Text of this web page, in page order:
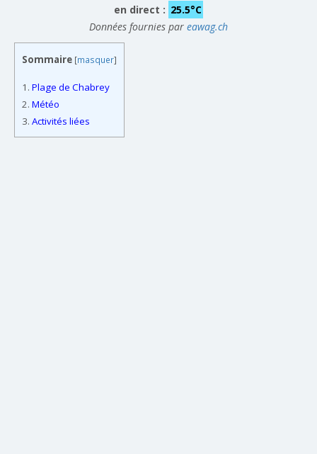
en direct : 25.5°C
Données fournies par eawag.ch
Sommaire [masquer]
1. Plage de Chabrey
2. Météo
3. Activités liées